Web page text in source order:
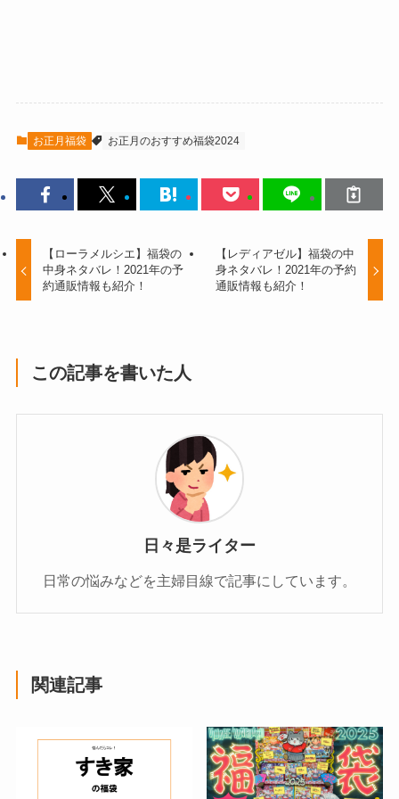
お正月福袋 お正月のおすすめ福袋2024
【ローラメルシエ】福袋の
中身ネタバレ！2021年の予
約通販情報も紹介！
【レディアゼル】福袋の中
身ネタバレ！2021年の予約
通販情報も紹介！
この記事を書いた人
日々是ライター
日常の悩みなどを主婦目線で記事にしています。
関連記事